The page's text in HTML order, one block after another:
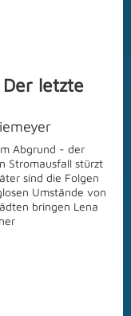
letzte
Abgrund - der
Stromausfall stürzt
sind die Folgen
Umstände von
bringen Lena